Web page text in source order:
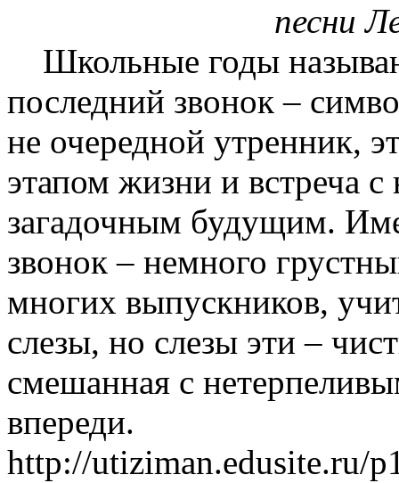
песни
Школьные годы
последний звонок –
не очередной утренник,
этапом жизни и встреча
загадочным будущим.
звонок – немного
многих выпускников,
слезы, но слезы эти –
смешанная с
впереди.
http://utiziman.edusite.ru/